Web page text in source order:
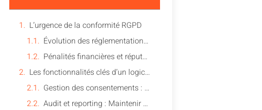
L’urgence de la conformité RGPD
Évolution des réglementations : Une pression grandissante sur les entreprises high-tech
Pénalités financières et réputationnelles : Ce que vous risquez en cas de non-conformité
Les fonctionnalités clés d’un logiciel RGPD
Gestion des consentements : Centraliser et automatiser les demandes
Audit et reporting : Maintenir une traçabilité exhaustive des données